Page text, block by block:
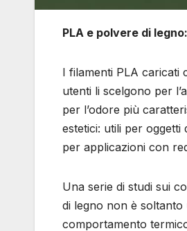
PLA e polvere di
I filamenti PLA caricati
utenti li scelgono per
per l’odore più
estetici: utili per
per applicazioni con
Una serie di studi sui
di legno non è soltanto
comportamento